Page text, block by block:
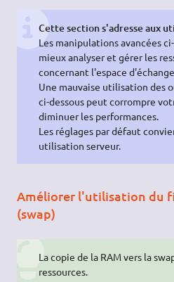
Cette section s'adresse aux
Les manipulations avancées
mieux analyser et gérer les
concernant l'espace
Une mauvaise utilisation des
ci-dessous peut corrompre
diminuer les performances.
Les réglages par défaut
utilisation serveur.
Améliorer l'utilisation du
(swap)
La copie de la RAM vers la
ressources.